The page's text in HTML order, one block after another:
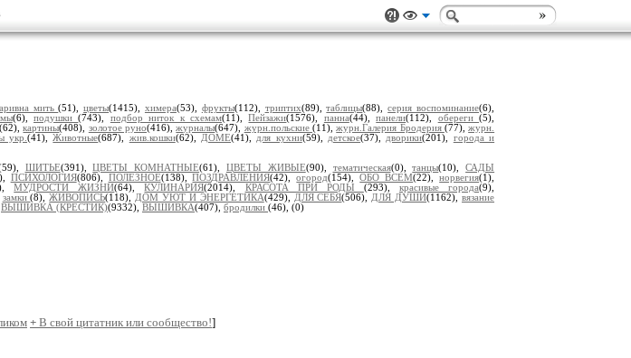
мить(51),цветы(1415), химера(53), фрукты(112), триптих(89),таблицы(88),серия воспоминание(6),
(6),подушки(743), подбор ниток к схемам(11),Пейзажи(1576), панна(44),панели(112), обереги(5),
(62),картины(408), золотое руно(416),журналы(647), журн.польские (11),журн.Галерия Бродерия (77),журн.
укр.(41),Животные(687), жив.кошки(62), ДОМЕ(41), для кухни(59), детское(37), дворики(201), города и
ШИТЬЕ(391),ЦВЕТЫ КОМНАТНЫЕ(61), ЦВЕТЫ ЖИВЫЕ(90), тематическая(0),танцы(10),САДЫ
ПСИХОЛОГИЯ(806), ПОЛЕЗНОЕ(138),ПОЗДРАВЛЕНИЯ(42),огород(154),ОБО ВСЕМ(22),норвегия(1),
МУДРОСТИ ЖИЗНИ(64),КУЛИНАРИЯ(2014), КРАСОТА ПРИ РОДЫ (293), красивые города(9),
замки(8),ЖИВОПИСЬ(118), ДОМ УЮТ И ЭНЕРГЕТИКА(429), ДЛЯ СЕБЯ(506), ДЛЯ ДУШИ(1162),вязание
ВЫШИВКА (КРЕСТИК)(9332), ВЫШИВКА(407), бродилки (46), (0)
+ В свой цитатник или сообщество!]